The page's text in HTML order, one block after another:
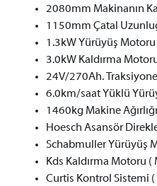
2080mm Makinanın
1150mm Çatal
1.3kW Yürüyüş Motoru
3.0kW Kaldırma
24V/270Ah.
6.0km/saat Yüklü
1460kg Makine Ağırlığı
Hoesch Asansör
Schabmuller Yürüyüş
Kds Kaldırma Motoru (
Curtis Kontrol Sistemi (